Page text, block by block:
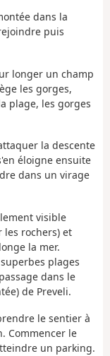
dans la
puis
longer un champ
les gorges,
plage, les gorges
la descente
éloigne ensuite
dans un virage
visible
rochers) et
la mer.
plages
dans le
de Preveli.
le sentier à
Commencer le
un parking.